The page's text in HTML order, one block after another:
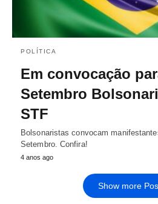
POLÍTICA
Em convocação
Setembro
STF
Bolsonaristas convocam
Setembro. Confira!
4 anos ago
Show more